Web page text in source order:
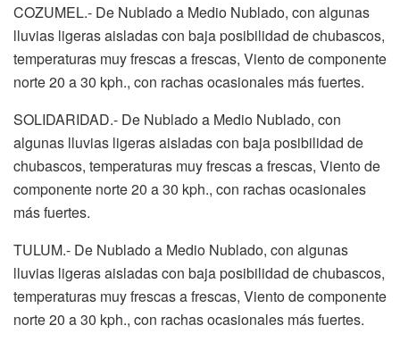
COZUMEL.- De Nublado a Medio Nublado, con algunas
lluvias ligeras aisladas con baja posibilidad de chubascos,
temperaturas muy frescas a frescas, Viento de componente
norte 20 a 30 kph., con rachas ocasionales más fuertes.
SOLIDARIDAD.- De Nublado a Medio Nublado, con
algunas lluvias ligeras aisladas con baja posibilidad de
chubascos, temperaturas muy frescas a frescas, Viento de
componente norte 20 a 30 kph., con rachas ocasionales
más fuertes.
TULUM.- De Nublado a Medio Nublado, con algunas
lluvias ligeras aisladas con baja posibilidad de chubascos,
temperaturas muy frescas a frescas, Viento de componente
norte 20 a 30 kph., con rachas ocasionales más fuertes.